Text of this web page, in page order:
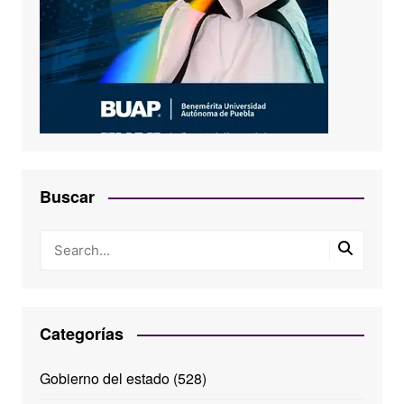
Buscar
Categorías
Gobierno del estado(528)